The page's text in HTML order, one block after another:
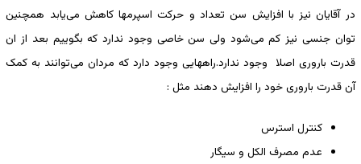
در آقایان نیز با افزایش سن تعداد و حرکت اسپرمها کاهش می‌یابد همچنین
توان جنسی نیز کم می‌شود ولی سن خاصی وجود ندارد که بگوییم بعد از ان
قدرت باروری اصلا وجود ندارد.راههایی وجود دارد که مردان می‌توانند به کمک
آن قدرت باروری خود را افزایش دهند مثل :
کنترل استرس
عدم مصرف الکل و سیگار